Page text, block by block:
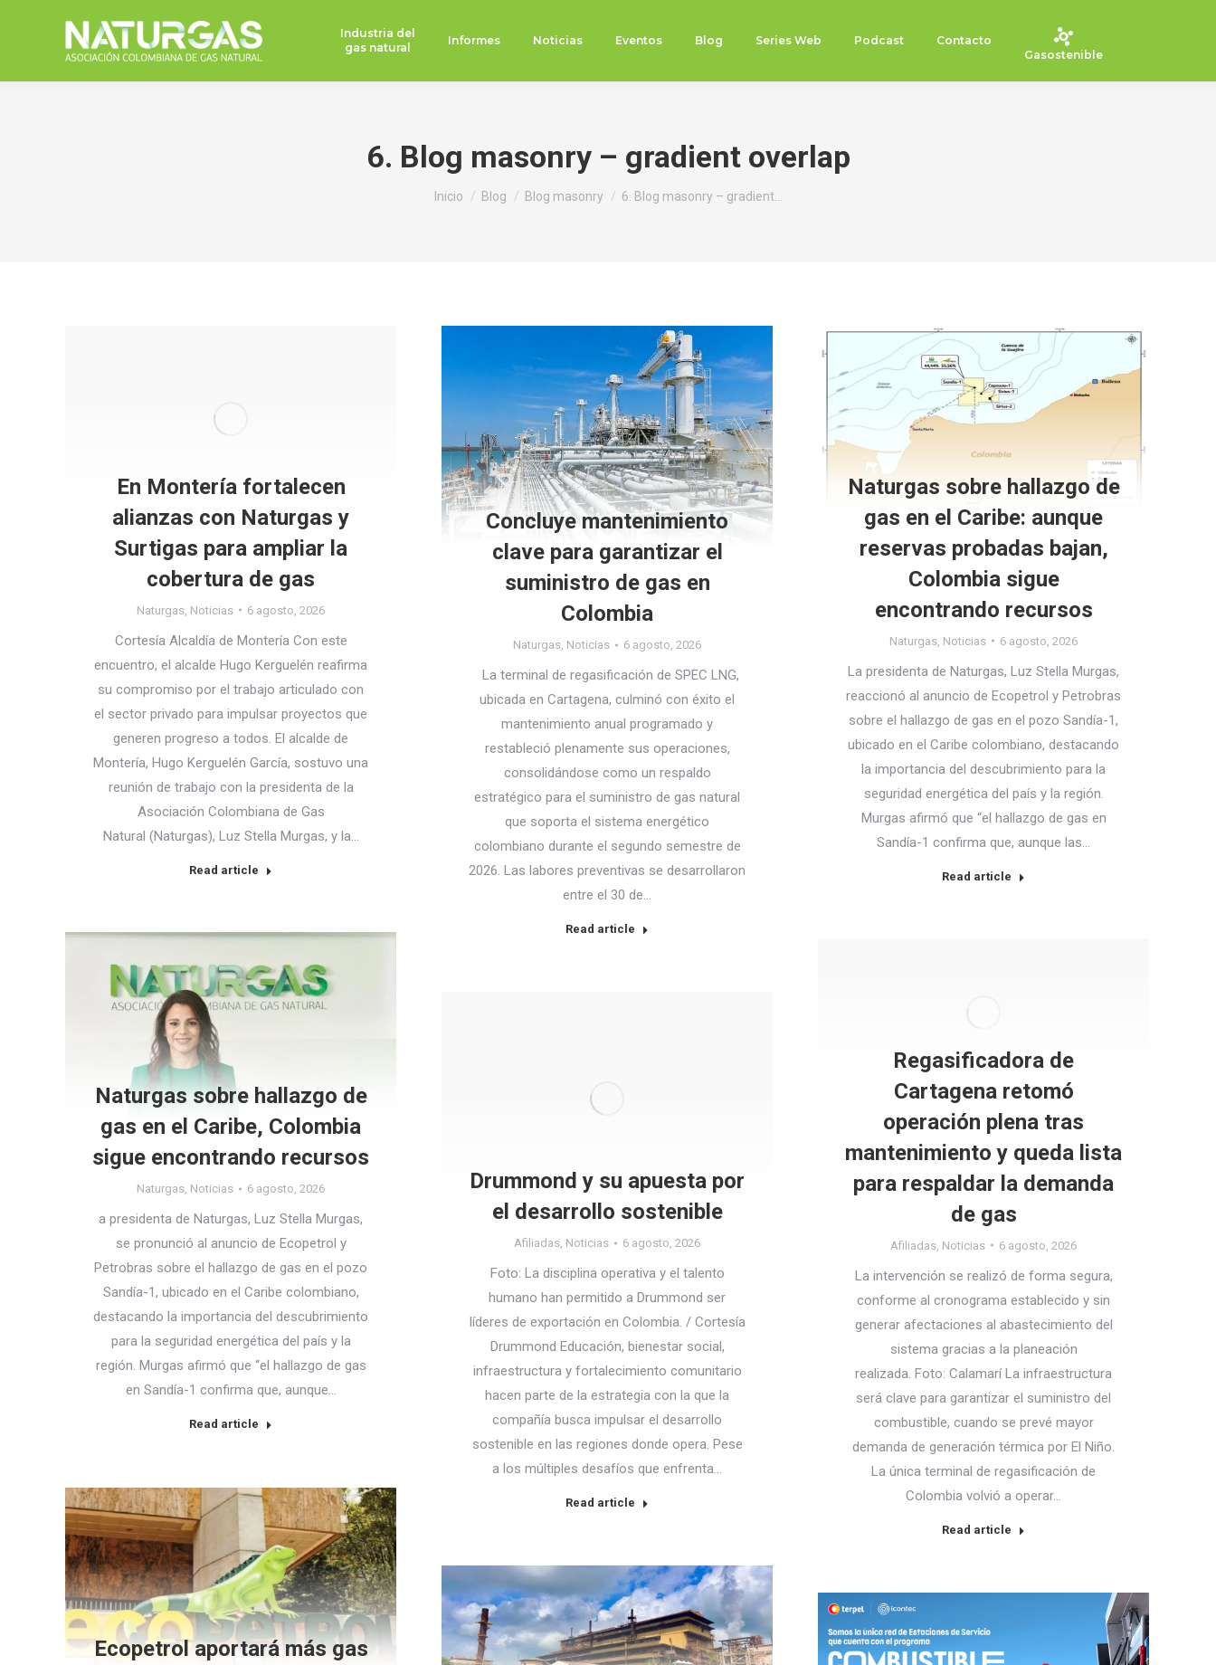
Industria del
gas natural
Informes Noticias Eventos Blog Series Web Podcast
Contacto
Gasostenible
6. Blog masonry – gradient overlap
Estás aquí:
Inicio Blog Blog masonry 6. Blog masonry – gradient…
En Montería fortalecen
alianzas con Naturgas y
Surtigas para ampliar la
cobertura de gas
Naturgas Noticias 6 agosto, 2026
Cortesía Alcaldía de Montería Con este
encuentro, el alcalde Hugo Kerguelén reafirma
su compromiso por el trabajo articulado con
el sector privado para impulsar proyectos que
generen progreso a todos. El alcalde de
Montería, Hugo Kerguelén García, sostuvo una
reunión de trabajo con la presidenta de la
Asociación Colombiana de Gas
Natural (Naturgas), Luz Stella Murgas, y la…
Read article
Concluye mantenimiento
clave para garantizar el
suministro de gas en
Colombia
Naturgas, Noticias 6 agosto, 2026
La terminal de regasificación de SPEC LNG,
ubicada en Cartagena, culminó con éxito el
mantenimiento anual programado y
restableció plenamente sus operaciones,
consolidándose como un respaldo
estratégico para el suministro de gas natural
que soporta el sistema energético
colombiano durante el segundo semestre de
2026. Las labores preventivas se desarrollaron
entre el 30 de…
Read article
Naturgas sobre hallazgo de
gas en el Caribe: aunque
reservas probadas bajan,
Colombia sigue
encontrando recursos
Naturgas Noticias 6 agosto, 2026
La presidenta de Naturgas, Luz Stella Murgas,
reaccionó al anuncio de Ecopetrol y Petrobras
sobre el hallazgo de gas en el pozo Sandía-1,
ubicado en el Caribe colombiano, destacando
la importancia del descubrimiento para la
seguridad energética del país y la región.
Murgas afirmó que “el hallazgo de gas en
Sandía-1 confirma que, aunque las…
Read article
Naturgas sobre hallazgo de
gas en el Caribe, Colombia
sigue encontrando recursos
Naturgas, Noticias 6 agosto, 2026
a presidenta de Naturgas, Luz Stella Murgas,
se pronunció al anuncio de Ecopetrol y
Petrobras sobre el hallazgo de gas en el pozo
Sandía-1, ubicado en el Caribe colombiano,
destacando la importancia del descubrimiento
para la seguridad energética del país y la
región. Murgas afirmó que “el hallazgo de gas
en Sandía-1 confirma que, aunque…
Read article
Regasificadora de
Cartagena retomó
operación plena tras
mantenimiento y queda lista
para respaldar la demanda
de gas
Afiliadas Noticias 6 agosto, 2026
La intervención se realizó de forma segura,
conforme al cronograma establecido y sin
generar afectaciones al abastecimiento del
sistema gracias a la planeación
realizada. Foto: Calamarí La infraestructura
será clave para garantizar el suministro del
combustible, cuando se prevé mayor
demanda de generación térmica por El Niño.
La única terminal de regasificación de
Colombia volvió a operar…
Read article
Drummond y su apuesta por
el desarrollo sostenible
Afiliadas, Noticias 6 agosto, 2026
Foto: La disciplina operativa y el talento
humano han permitido a Drummond ser
líderes de exportación en Colombia. / Cortesía
Drummond Educación, bienestar social,
infraestructura y fortalecimiento comunitario
hacen parte de la estrategia con la que la
compañía busca impulsar el desarrollo
sostenible en las regiones donde opera. Pese
a los múltiples desafíos que enfrenta…
Read article
Ecopetrol aportará más gas